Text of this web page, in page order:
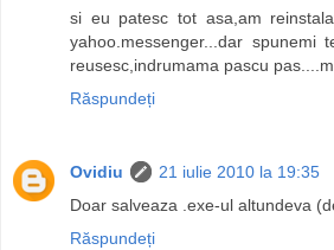
si eu patesc tot asa,am
yahoo.messenger...dar
reusesc,indrumama pascu
Răspundeți
Ovidiu
21 iulie 2010 la 19:35
Doar salveaza .exe-ul altundeva
Răspundeți